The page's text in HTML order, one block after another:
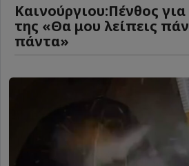
Καινούργιου:Πένθος
της «Θα μου λείπεις
πάντα»